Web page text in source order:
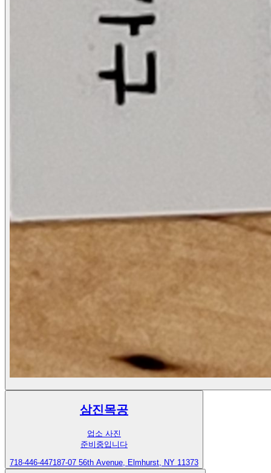
삼진목공
업소 사진
준비중입니다
718-446-447187-07 56th Avenue, Elmhurst, NY 11373